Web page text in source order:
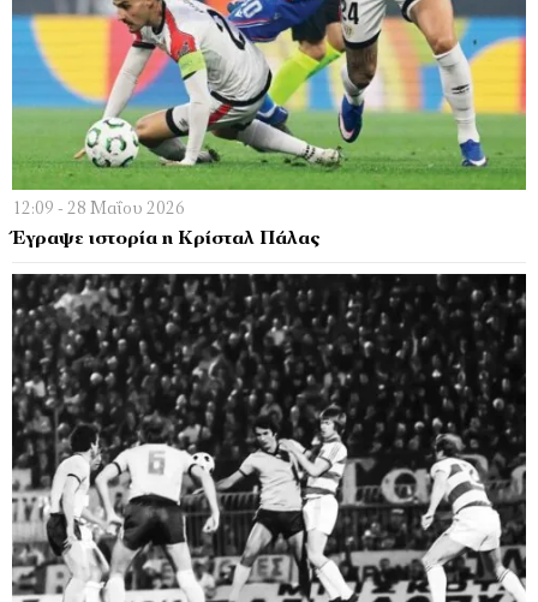
12:09 - 28 Μαΐου 2026
Έγραψε ιστορία η Κρίσταλ Πάλας